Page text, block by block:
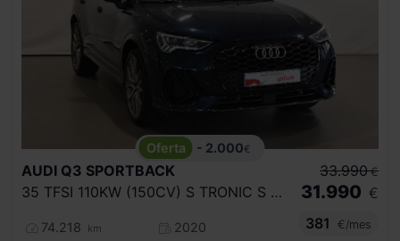
- 2.000€
AUDI Q3 SPORTBACK
35 TFSI 110KW (150CV) S TRONIC S LINE
74.218 km 2020
33.990 €
31.990 €
381
€/mes